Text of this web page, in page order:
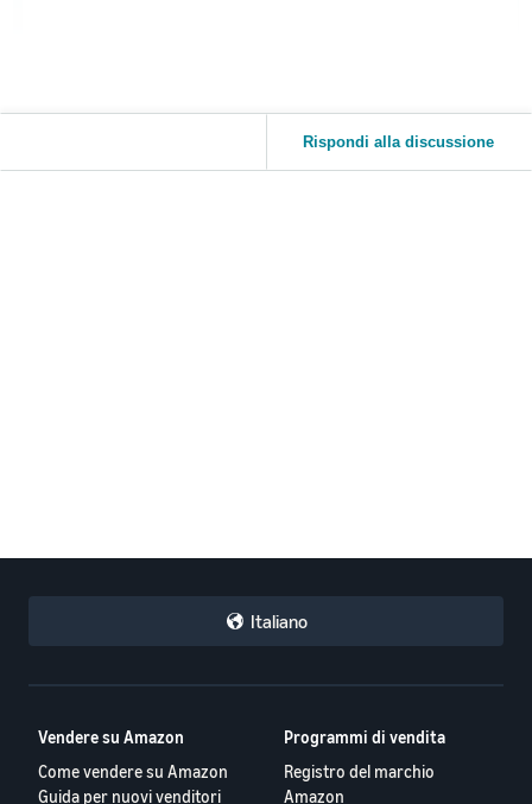
Rispondi alla discussione
Italiano
Vendere su Amazon
Come vendere su Amazon
Guida per nuovi venditori
Programmi di vendita
Registro del marchio
Amazon